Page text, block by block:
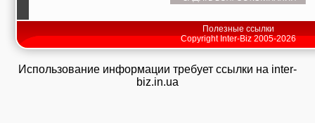
Полезные ссылки
Copyright Inter-Biz 2005-2026
Использование информации требует ссылки на inter-
biz.in.ua